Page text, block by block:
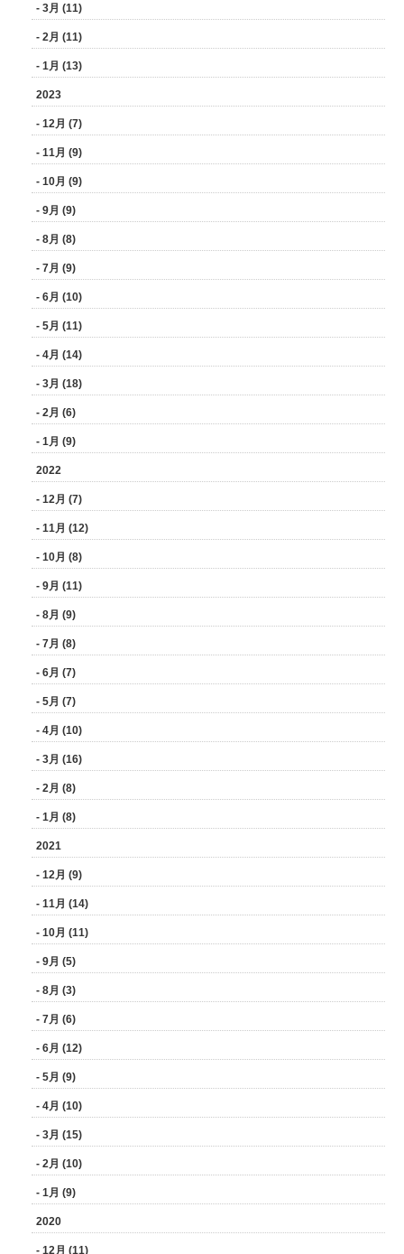
- 3月 (11)
- 2月 (11)
- 1月 (13)
2023
- 12月 (7)
- 11月 (9)
- 10月 (9)
- 9月 (9)
- 8月 (8)
- 7月 (9)
- 6月 (10)
- 5月 (11)
- 4月 (14)
- 3月 (18)
- 2月 (6)
- 1月 (9)
2022
- 12月 (7)
- 11月 (12)
- 10月 (8)
- 9月 (11)
- 8月 (9)
- 7月 (8)
- 6月 (7)
- 5月 (7)
- 4月 (10)
- 3月 (16)
- 2月 (8)
- 1月 (8)
2021
- 12月 (9)
- 11月 (14)
- 10月 (11)
- 9月 (5)
- 8月 (3)
- 7月 (6)
- 6月 (12)
- 5月 (9)
- 4月 (10)
- 3月 (15)
- 2月 (10)
- 1月 (9)
2020
- 12月 (11)